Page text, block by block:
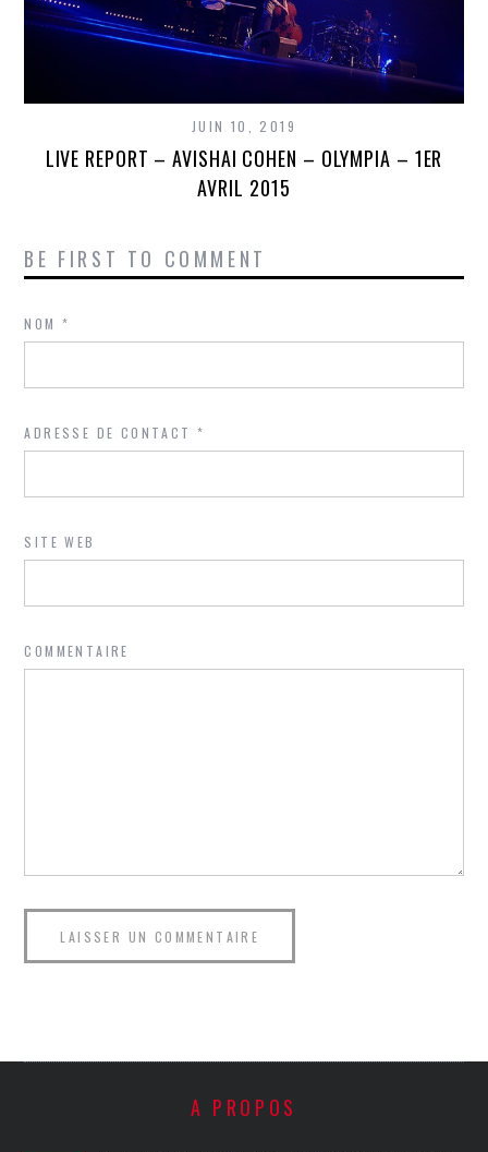
JUIN 10, 2019
LIVE REPORT – AVISHAI COHEN – OLYMPIA – 1ER
AVRIL 2015
BE FIRST TO COMMENT
NOM*
ADRESSE DE CONTACT*
SITE WEB
COMMENTAIRE
A PROPOS